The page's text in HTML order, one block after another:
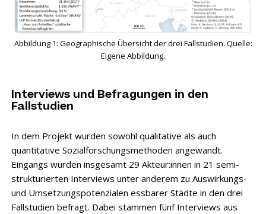
Abbildung 1: Geographische Übersicht der drei Fallstudien. Quelle:
Eigene Abbildung.
Interviews und Befragungen in den
Fallstudien
In dem Projekt wurden sowohl qualitative als auch
quantitative Sozialforschungsmethoden angewandt.
Eingangs wurden insgesamt 29 Akteur:innen in 21 semi-
strukturierten Interviews unter anderem zu Auswirkungs-
und Umsetzungspotenzialen essbarer Städte in den drei
Fallstudien befragt. Dabei stammen fünf Interviews aus